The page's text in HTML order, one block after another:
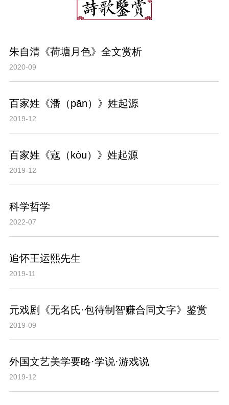
朱自清《荷塘月色》全文赏析
2020-09
百家姓《潘（pān）》姓起源
2019-12
百家姓《寇（kòu）》姓起源
2019-12
科学哲学
2022-07
追怀王运熙先生
2019-11
元戏剧《无名氏·包待制智赚合同文字》鉴赏
2019-09
外国文艺美学要略·学说·游戏说
2019-12